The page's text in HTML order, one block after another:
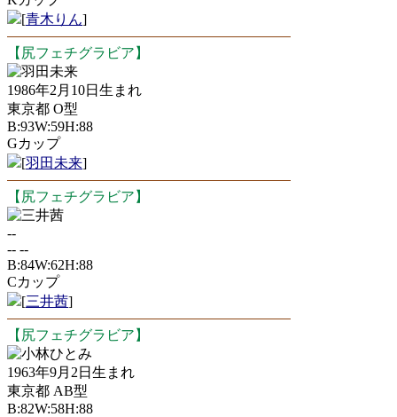
[青木りん]
【尻フェチグラビア】
羽田未来
1986年2月10日生まれ
東京都 O型
B:93W:59H:88
Gカップ
[羽田未来]
【尻フェチグラビア】
三井茜
--
-- --
B:84W:62H:88
Cカップ
[三井茜]
【尻フェチグラビア】
小林ひとみ
1963年9月2日生まれ
東京都 AB型
B:82W:58H:88